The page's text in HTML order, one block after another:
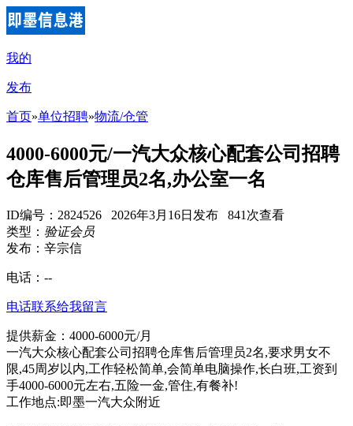
我的
发布
首页»单位招聘»物流/仓管
4000-6000元/一汽大众核心配套公司招聘
仓库售后管理员2名,办公室一名
ID编号：2824526 2026年3月16日发布 841次查看
类型： 验证会员
发布：辛宗信
电话： --
电话联系给我留言
提供薪金：4000-6000元/月
一汽大众核心配套公司招聘仓库售后管理员2名,要求男女不
限,45周岁以内,工作轻松简单,会简单电脑操作,长白班,工资到
手4000-6000元左右,五险一金,管住,有餐补!
工作地点:即墨一汽大众附近